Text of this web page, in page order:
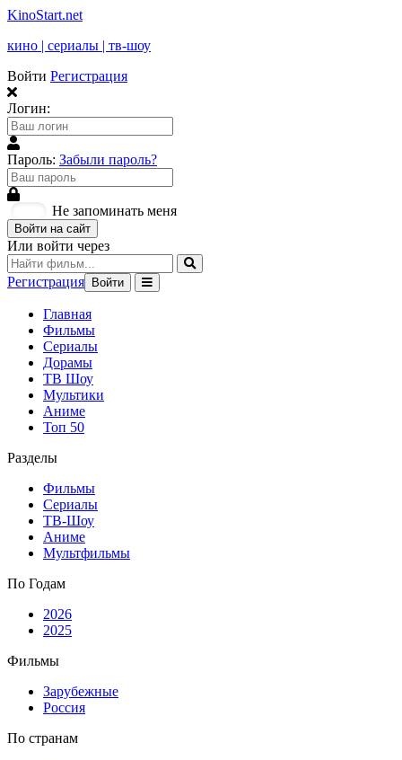
KinoStart.net
кино | сериалы | тв-шоу
Войти Регистрация
Логин:
Пароль: Забыли пароль?
Не запоминать меня
Войти на сайт
Или войти через
Регистрация Войти
Главная
Фильмы
Сериалы
Дорамы
ТВ Шоу
Мультики
Аниме
Топ 50
Разделы
Фильмы
Сериалы
ТВ-Шоу
Аниме
Мультфильмы
По Годам
2026
2025
Фильмы
Зарубежные
Россия
По странам